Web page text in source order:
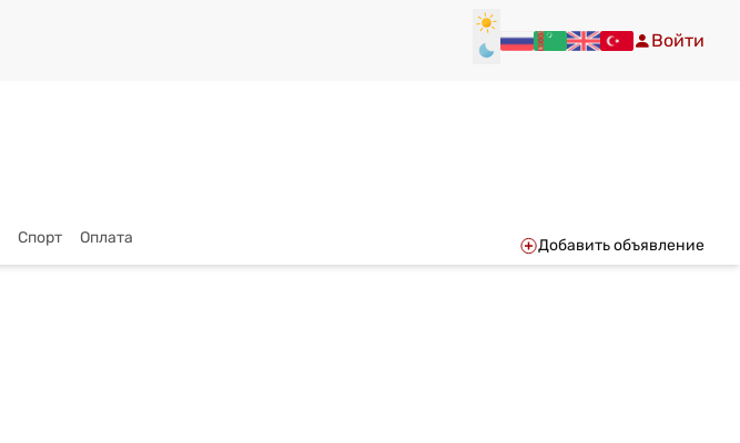
Войти
Спорт Оплата Добавить объявление